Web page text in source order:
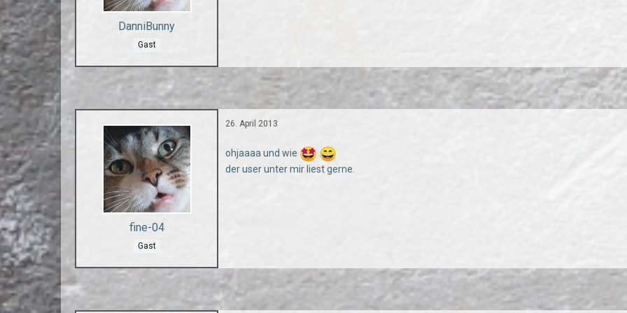
DanniBunny
Gast
fine-04
Gast
26. April 2013
ohjaaaa und wie
der user unter mir liest gerne.